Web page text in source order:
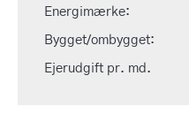
Energimærke:
Bygget/ombygget:
Ejerudgift pr. md.